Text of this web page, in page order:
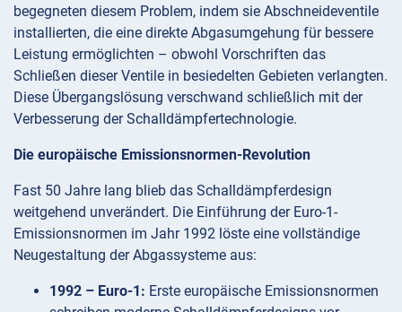
begegneten diesem Problem, indem sie Abschneideventile
installierten, die eine direkte Abgasumgehung für bessere
Leistung ermöglichten – obwohl Vorschriften das
Schließen dieser Ventile in besiedelten Gebieten verlangten.
Diese Übergangslösung verschwand schließlich mit der
Verbesserung der Schalldämpfertechnologie.
Die europäische Emissionsnormen-Revolution
Fast 50 Jahre lang blieb das Schalldämpferdesign
weitgehend unverändert. Die Einführung der Euro-1-
Emissionsnormen im Jahr 1992 löste eine vollständige
Neugestaltung der Abgassysteme aus:
1992 – Euro-1: Erste europäische Emissionsnormen